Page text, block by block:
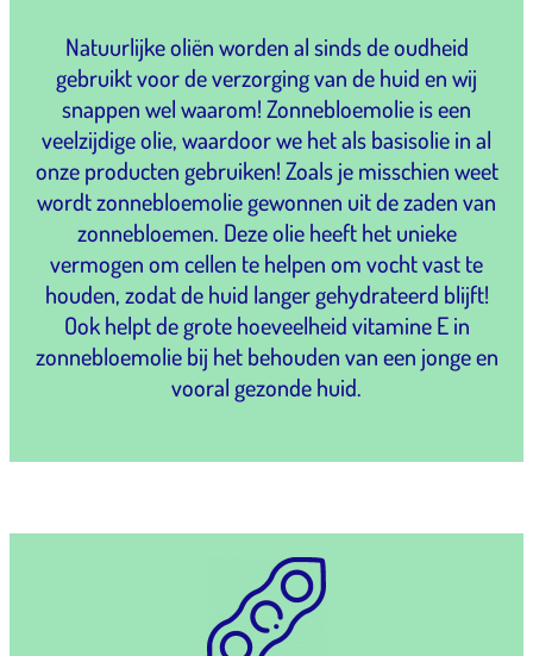
Natuurlijke oliën worden al sinds de oudheid
gebruikt voor de verzorging van de huid en wij
snappen wel waarom! Zonnebloemolie is een
veelzijdige olie, waardoor we het als basisolie in al
onze producten gebruiken! Zoals je misschien weet
wordt zonnebloemolie gewonnen uit de zaden van
zonnebloemen. Deze olie heeft het unieke
vermogen om cellen te helpen om vocht vast te
houden, zodat de huid langer gehydrateerd blijft!
Ook helpt de grote hoeveelheid vitamine E in
zonnebloemolie bij het behouden van een jonge en
vooral gezonde huid.